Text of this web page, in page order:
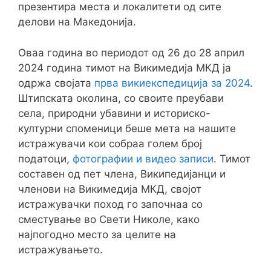
презентира места и локалитети од сите
делови на Македонија.
Оваа година во периодот од 26 до 28 април
2024 година тимот на Викимедија МКД ја
одржа својата прва викиекспедиција за 2024.
Штипската околина, со своите преубави
села, природни убавини и историско-
културни споменици беше мета на нашите
истражувачи кои собраа голем број
податоци, фотографии и видео записи. Тимот
составен од пет члена, Википедијанци и
членови на Викимедија МКД, својот
истражувачки поход го започнаа со
сместување во Свети Николе, како
најпогодно место за целите на
истражувањето.